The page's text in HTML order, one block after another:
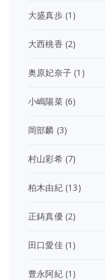
大盛真歩(1)
大西桃香 (2)
奥原妃奈子 (1)
小嶋陽菜(6)
岡部麟 (3)
村山彩希(7)
柏木由紀(13)
正鋳真優(2)
田口愛佳(1)
豊永阿紀(1)